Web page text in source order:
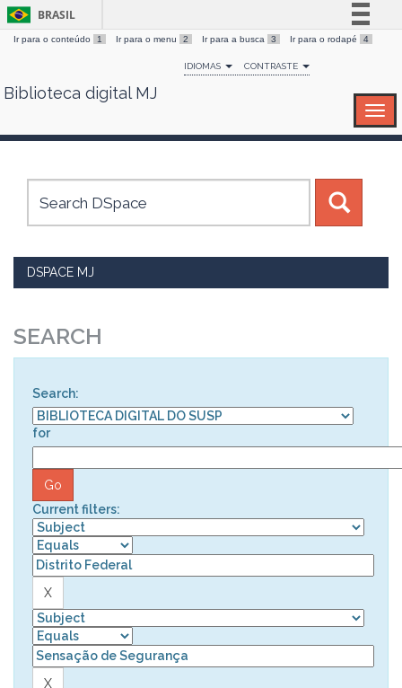
Skip
BRASIL
Simplifique!
Comunica BR
Canais
Ir para o conteúdo 1 Ir para o menu 2 Ir para a busca 3 Ir para o rodapé 4
IDIOMAS CONTRASTE
Biblioteca digital MJ
DSPACE MJ
SEARCH
Search:
for
Current filters: